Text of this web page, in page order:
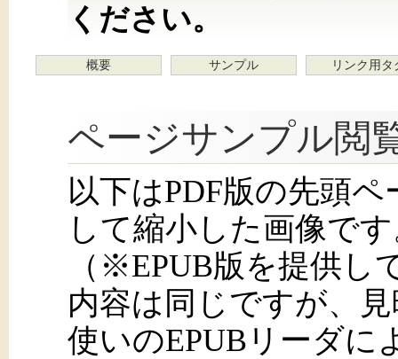
ください。
概要 サンプル リンク用タ
ページサンプル閲
以下はPDF版の先頭
して縮小した画像で
（※EPUB版を提供し
内容は同じですが、
使いのEPUBリーダに